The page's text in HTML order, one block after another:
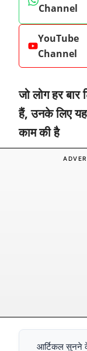
Channel
YouTube
Channel
जो लोग हर
हैं, उनके लिए
काम की है
आर्टिकल सुनने